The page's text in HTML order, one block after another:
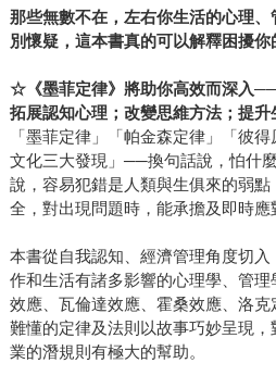
那些無數不在，左右你生活的心理
別懷疑，這本書真的可以解釋困擾你
☆《墨菲定律》將助你高效而深入
拓展認知心理；改變思維方法；提升
「墨菲定律」「帕金森定律」「彼
文化三大發現」──換句話說，怕什
說，容易犯錯是人類與生俱來的弱
全，對出現問題時，能承擔及即時應
本書從自我認知、經濟管理角度切
作和生活有諸多影響的心理學、管
效應、瓦倫達效應、霍桑效應、洛
難懂的定律及法則以故事巧妙呈現
業的潛規則有極大的幫助。